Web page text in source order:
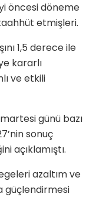
öncesi döneme
etmişleri.
1,5 derece ile
kararlı
ve etkili
günü bazı
sonuç
açıklamıştı.
azaltım ve
güçlendirmesi